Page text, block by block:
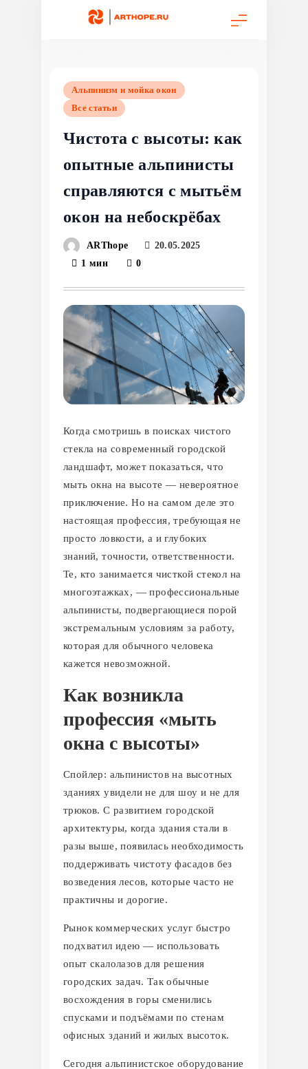
Альпинизм и мойка окон
Все статьи
Чистота с высоты: как
опытные альпинисты
справляются с мытьём
окон на небоскрёбах
ARThope
20.05.2025
1 мин
0
Когда смотришь в поисках чистого
стекла на современный городской
ландшафт, может показаться, что
мыть окна на высоте — невероятное
приключение. Но на самом деле это
настоящая профессия, требующая не
просто ловкости, а и глубоких
знаний, точности, ответственности.
Те, кто занимается чисткой стекол на
многоэтажках, — профессиональные
альпинисты, подвергающиеся порой
экстремальным условиям за работу,
которая для обычного человека
кажется невозможной.
Как возникла
профессия «мыть
окна с высоты»
Спойлер: альпинистов на высотных
зданиях увидели не для шоу и не для
трюков. С развитием городской
архитектуры, когда здания стали в
разы выше, появилась необходимость
поддерживать чистоту фасадов без
возведения лесов, которые часто не
практичны и дорогие.
Рынок коммерческих услуг быстро
подхватил идею — использовать
опыт скалолазов для решения
городских задач. Так обычные
восхождения в горы сменились
спусками и подъёмами по стенам
офисных зданий и жилых высоток.
Сегодня альпинистское оборудование